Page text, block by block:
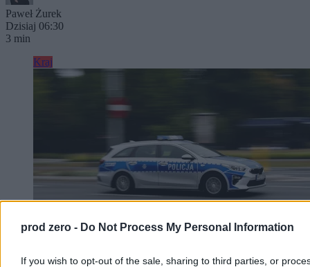
prod zero - Do Not Process My Personal Information
If you wish to opt-out of the sale, sharing to third parties, or
Paweł Żurek
Dzisiaj 06:30
3 min
Kraj